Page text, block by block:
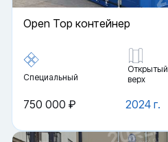
Open Top контейнер
Специальный
Открытый
верх
2024 г.
750 000 ₽